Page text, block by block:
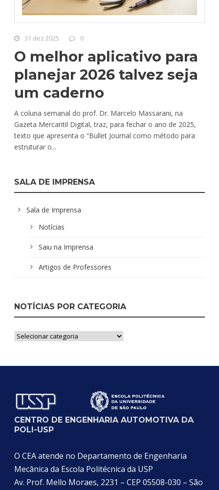
31 dez 2025 0
O melhor aplicativo para
planejar 2026 talvez seja
um caderno
A coluna semanal do prof. Dr. Marcelo Massarani, na
Gazeta Mercantil Digital, traz, para fechar o ano de 2025,
texto que apresenta o “Bullet Journal como método para
estruturar o...
SALA DE IMPRENSA
Sala de Imprensa
Notícias
Saiu na Imprensa
Artigos de Professores
NOTÍCIAS POR CATEGORIA
Notícias
CENTRO DE ENGENHARIA AUTOMOTIVA DA
POLI-USP
O CEA atende no Departamento de Engenharia
Mecânica da Escola Politécnica da USP
Av. Prof. Mello Moraes, 2231 – CEP 05508-030 – São